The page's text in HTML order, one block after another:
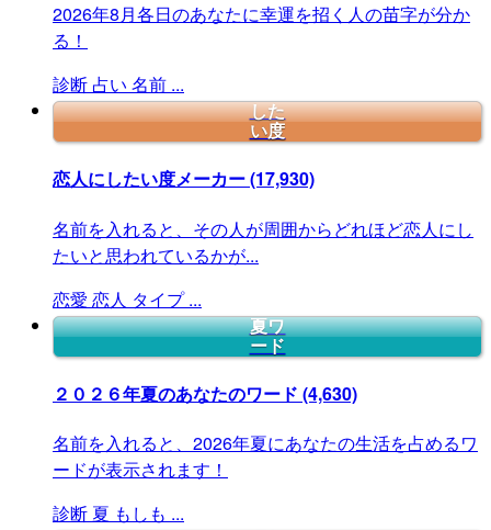
2026年8月各日のあなたに幸運を招く人の苗字が分か
る！
診断 占い 名前 ...
した
い度
恋人にしたい度メーカー(17,930)
名前を入れると、その人が周囲からどれほど恋人にし
たいと思われているかが...
恋愛 恋人 タイプ ...
夏ワ
ード
２０２６年夏のあなたのワード (4,630)
名前を入れると、2026年夏にあなたの生活を占めるワ
ードが表示されます！
診断 夏 もしも ...